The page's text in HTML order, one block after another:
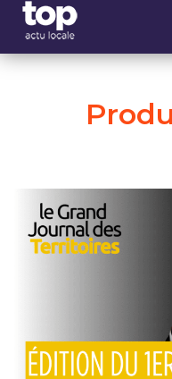
Panneau de gestion des